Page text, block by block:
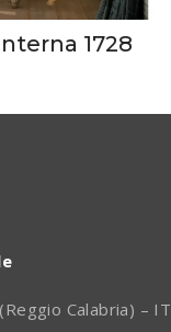
1728
Calabria) – IT